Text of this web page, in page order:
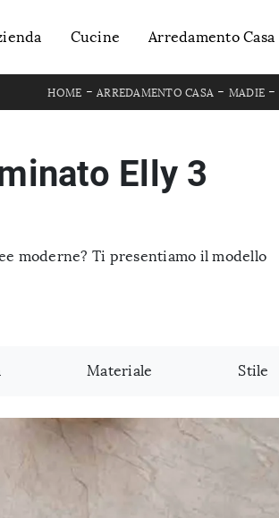
Cucine Arredamento Casa
HOME -ARREDAMENTO CASA - MADIE -
Elly 3
moderne? Ti presentiamo il modello
Materiale Stile